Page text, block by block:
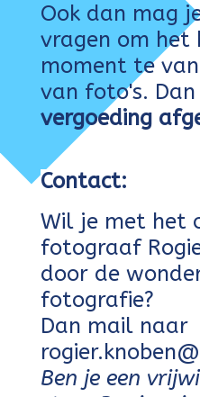
Ook dan mag
vragen om het
moment te
van foto's. D
vergoeding
Contact:
Wil je met het
fotograaf
door de
fotografie?
Dan mail naar
Ben je een